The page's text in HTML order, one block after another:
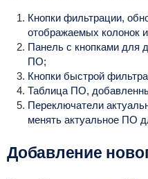
Кнопки фильтрации,
отображаемых колонок
Панель с кнопками для
ПО;
Кнопки быстрой
Таблица ПО,
Переключатели
менять актуальное ПО
Добавление